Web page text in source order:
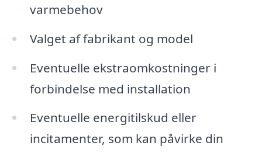
varmebehov
Valget af fabrikant og model
Eventuelle ekstraomkostninger i
forbindelse med installation
Eventuelle energitilskud eller
incitamenter, som kan påvirke din